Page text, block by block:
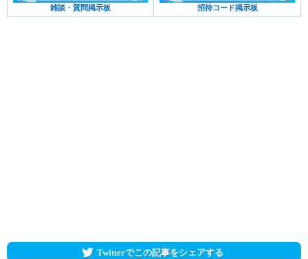
雑談・質問掲示板 招待コード掲示板
Twitterでこの記事をシェアする